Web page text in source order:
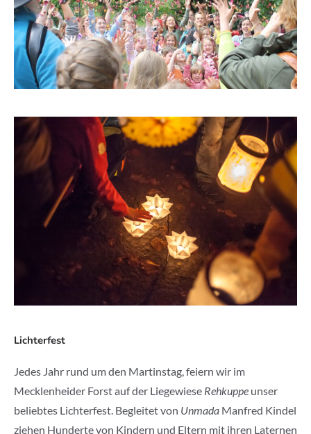
Lichterfest
Jedes Jahr rund um den Martinstag, feiern wir im
Mecklenheider Forst auf der Liegewiese Rehkuppe unser
beliebtes Lichterfest. Begleitet von Unmada Manfred Kindel
ziehen Hunderte von Kindern und Eltern mit ihren Laternen